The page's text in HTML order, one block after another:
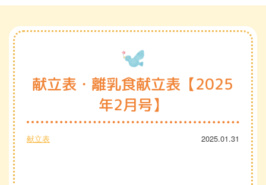
献立表・離乳食献立表【2025
年2月号】
献立表 2025.01.31